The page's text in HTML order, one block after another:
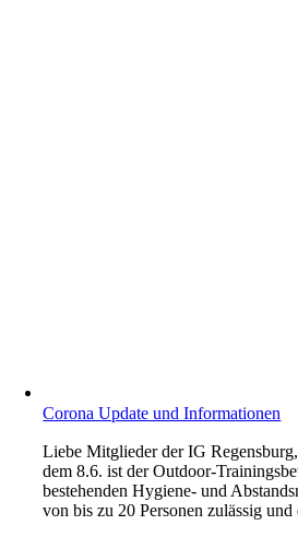
Corona Update und Informationen
Liebe Mitglieder der IG
dem 8.6. ist der Outdoor-
bestehenden Hygiene- und
von bis zu 20 Personen zulässig und